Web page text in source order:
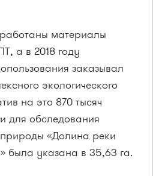
материалы
а в 2018 году
заказывал
экологического
на это 870 тысяч
для обследования
«Долина реки
была указана в 35,63 га.